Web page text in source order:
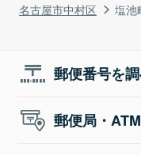
名古屋市中村区
塩池
郵便番号を
郵便局・